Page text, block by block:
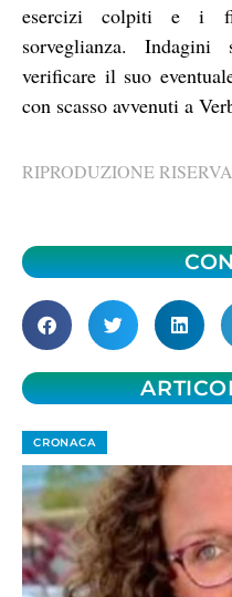
esercizi colpiti e i
sorveglianza.
verificare il suo
con scasso avvenuti a
RIPRODUZIONE
CRONACA